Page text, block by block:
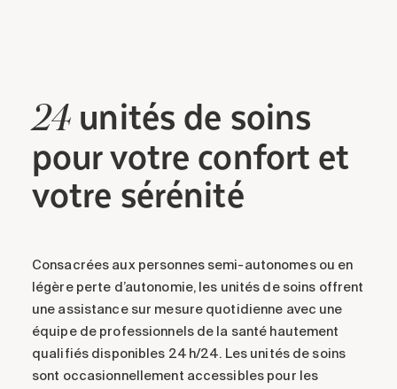
24 unitésde soins
pour votre confort et
votre sérénité
Consacrées aux personnes semi-autonomes ou en
légère perte d’autonomie, les unités de soins offrent
une assistance sur mesure quotidienne avec une
équipe de professionnels de la santé hautement
qualifiés disponibles 24 h/24. Les unités de soins
sont occasionnellement accessibles pour les